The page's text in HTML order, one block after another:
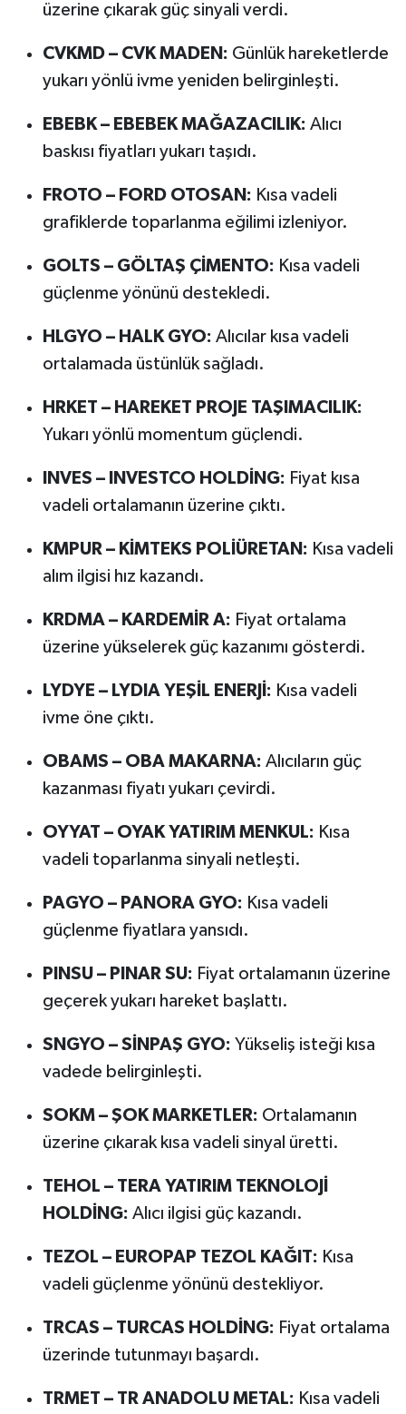
üzerine çıkarak güç sinyali verdi.
CVKMD – CVK MADEN: Günlük hareketlerde
yukarı yönlü ivme yeniden belirginleşti.
EBEBK – EBEBEK MAĞAZACILIK: Alıcı
baskısı fiyatları yukarı taşıdı.
FROTO – FORD OTOSAN: Kısa vadeli
grafiklerde toparlanma eğilimi izleniyor.
GOLTS – GÖLTAŞ ÇİMENTO: Kısa vadeli
güçlenme yönünü destekledi.
HLGYO – HALK GYO: Alıcılar kısa vadeli
ortalamada üstünlük sağladı.
HRKET – HAREKET PROJE TAŞIMACILIK:
Yukarı yönlü momentum güçlendi.
INVES – INVESTCO HOLDİNG: Fiyat kısa
vadeli ortalamanın üzerine çıktı.
KMPUR – KİMTEKS POLİÜRETAN: Kısa vadeli
alım ilgisi hız kazandı.
KRDMA – KARDEMİR A: Fiyat ortalama
üzerine yükselerek güç kazanımı gösterdi.
LYDYE – LYDIA YEŞİL ENERJİ: Kısa vadeli
ivme öne çıktı.
OBAMS – OBA MAKARNA: Alıcıların güç
kazanması fiyatı yukarı çevirdi.
OYYAT – OYAK YATIRIM MENKUL: Kısa
vadeli toparlanma sinyali netleşti.
PAGYO – PANORA GYO: Kısa vadeli
güçlenme fiyatlara yansıdı.
PINSU – PINAR SU: Fiyat ortalamanın üzerine
geçerek yukarı hareket başlattı.
SNGYO – SİNPAŞ GYO: Yükseliş isteği kısa
vadede belirginleşti.
SOKM – ŞOK MARKETLER: Ortalamanın
üzerine çıkarak kısa vadeli sinyal üretti.
TEHOL – TERA YATIRIM TEKNOLOJİ
HOLDİNG: Alıcı ilgisi güç kazandı.
TEZOL – EUROPAP TEZOL KAĞIT: Kısa
vadeli güçlenme yönünü destekliyor.
TRCAS – TURCAS HOLDİNG: Fiyat ortalama
üzerinde tutunmayı başardı.
TRMET – TR ANADOLU METAL: Kısa vadeli